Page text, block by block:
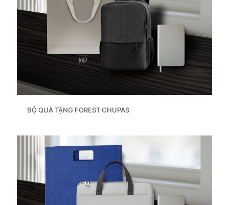
BỘ QUÀ TẶNG FOREST CHUPAS